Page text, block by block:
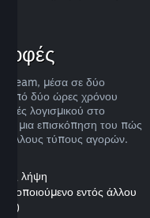
Steam, μέσα σε δύο
από δύο ώρες χρόνου
λογισμικού στο
μια επισκόπηση του πώς
άλλους τύπους αγορών.
λήψη
εντός άλλου